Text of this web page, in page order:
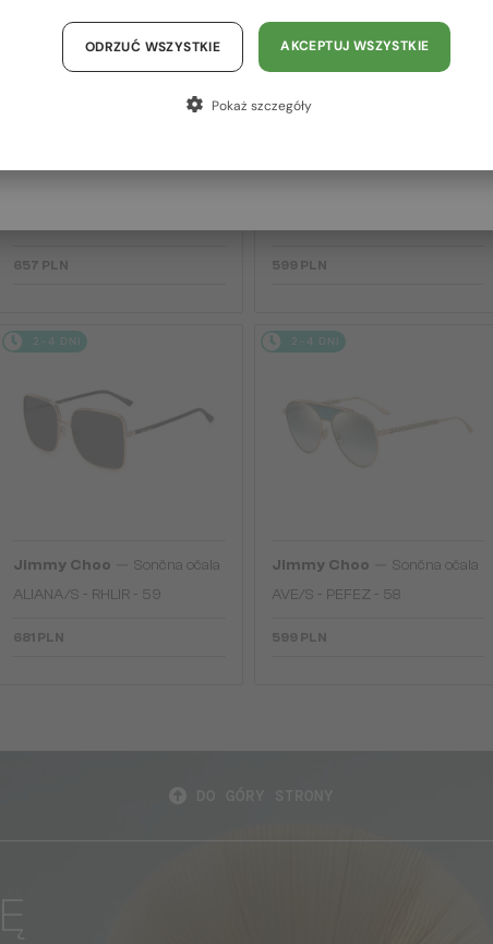
657 PLN 599 PLN
2-4 DNI
Jimmy Choo
Sončna očala
ALIANA/S - RHLIR - 59
681 PLN
2-4 DNI
Jimmy Choo
Sončna očala
AVE/S - PEFEZ - 58
599 PLN
Austria / AT
Francja / FR
AKCEPTUJ WSZYSTKIE
ODRZUĆ WSZYSTKIE
Pokaż szczegóły